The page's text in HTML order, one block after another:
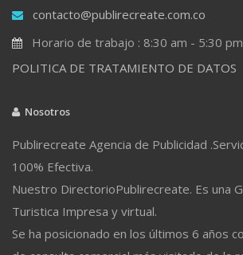
contacto@publirecreate.com.co
Horario de trabajo : 8:30 am - 5:30 pm
POLITICA DE TRATAMIENTO DE DATOS
Nosotros
Publirecreate Agencia de Publicidad
100% Efectiva.
Nuestro DirectorioPublirecreate. Es una
Turistica Impresa y virtual.
Se ha posicionado en los últimos 6 años